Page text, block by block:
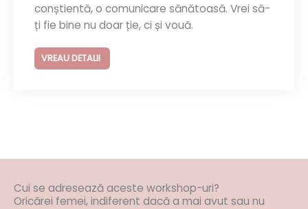
conștientă, o comunicare sănătoasă. Vrei să-
ți fie bine nu doar ție, ci și vouă.
VREAU DETALII
Cui se adresează aceste workshop-uri?
Oricărei femei, indiferent dacă a mai avut sau nu